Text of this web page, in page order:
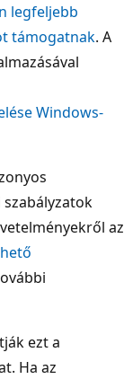
legfeljebb
támogatnak. A
Windows-
az
ezt a
Ha az